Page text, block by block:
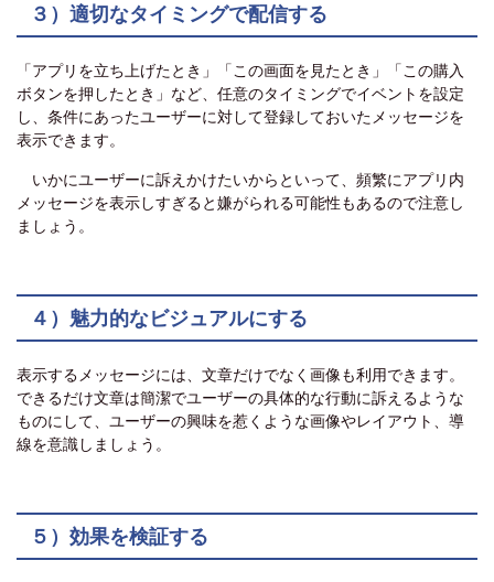
３）適切なタイミングで配信する
「アプリを立ち上げたとき」「この画面を見たとき」「この購入
ボタンを押したとき」など、任意のタイミングでイベントを設定
し、条件にあったユーザーに対して登録しておいたメッセージを
表示できます。
いかにユーザーに訴えかけたいからといって、頻繁にアプリ内
メッセージを表示しすぎると嫌がられる可能性もあるので注意し
ましょう。
４）魅力的なビジュアルにする
表示するメッセージには、文章だけでなく画像も利用できます。
できるだけ文章は簡潔でユーザーの具体的な行動に訴えるような
ものにして、ユーザーの興味を惹くような画像やレイアウト、導
線を意識しましょう。
５）効果を検証する